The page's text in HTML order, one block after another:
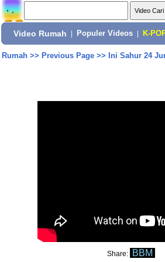
Video Rumah Populer Videos K-
Rumah>> Previous Page>> Ini Sahur 24
Share: BBM